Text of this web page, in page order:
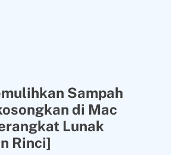
Sampah
di Mac
Lunak
Rinci]